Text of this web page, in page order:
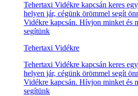
Tehertaxi Vidékre kapcsán keres
helyen jár, cégünk örömmel segít
Vidékre kapcsán. Hívjon minket és
segítünk
Tehertaxi Vidékre
Tehertaxi Vidékre kapcsán keres
helyen jár, cégünk örömmel segít
Vidékre kapcsán. Hívjon minket és
segítünk